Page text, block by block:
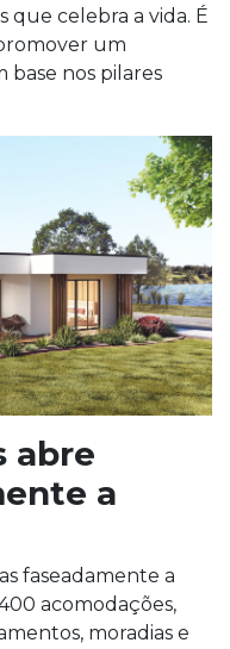
que celebra a vida. É
um
nos pilares
abre
a
faseadamente a
acomodações,
moradias e